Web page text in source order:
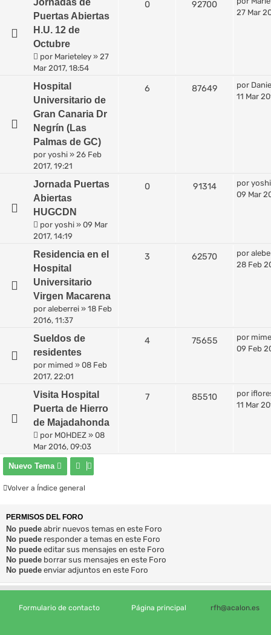
Puertas Abiertas
H.U. 12 de
Octubre
por Marieteley » 27
Mar 2017, 18:54
0 92700
27 Mar
Hospital
Universitario de
Gran Canaria Dr
Negrín (Las
Palmas de GC)
por yoshi » 26 Feb
2017, 19:21
6 87649 por
11 Mar
Jornada Puertas
Abiertas
HUGCDN
por yoshi » 09 Mar
2017, 14:19
0 91314 por yoshi
09 Mar
Residencia en el
Hospital
Universitario
Virgen Macarena
por aleberrei » 18 Feb
2016, 11:37
3 62570 por
28 Feb
Sueldos de
residentes
por mimed » 08 Feb
2017, 22:01
4 75655 por
09 Feb
Visita Hospital
Puerta de Hierro
de Majadahonda
por MOHDEZ » 08
Mar 2016, 09:03
7 85510 por
11 Mar
Nuevo Tema
Volver a Índice general
PERMISOS DEL FORO
No puede abrir nuevos temas en este Foro
No puede responder a temas en este Foro
No puede editar sus mensajes en este Foro
No puede borrar sus mensajes en este Foro
No puede enviar adjuntos en este Foro
Formulario de contacto Página principal rfh@acalon.es